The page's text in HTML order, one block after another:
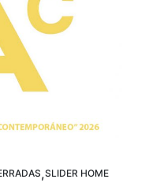
,SLIDER HOME